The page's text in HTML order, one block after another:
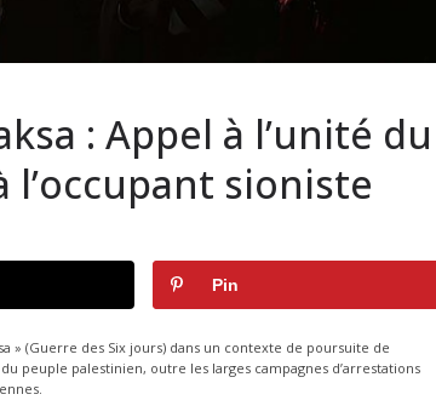
: Appel à l’unité du
sioniste
Pin
» (Guerre des Six jours) dans un contexte de poursuite de
peuple palestinien, outre les larges campagnes d’arrestations